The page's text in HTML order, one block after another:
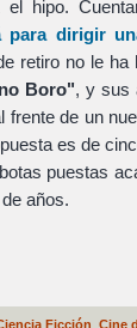
hipo.
dirigir
retiro no le ha
Boro", y sus
de un
es de
puestas
años.
Ficción Cine